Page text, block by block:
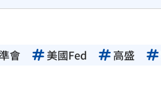
會 美國Fed 高盛